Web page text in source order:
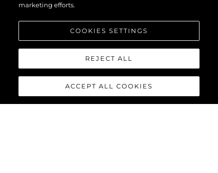
marketing efforts.
COOKIES SETTINGS
REJECT ALL
ACCEPT ALL COOKIES